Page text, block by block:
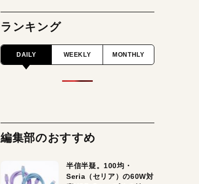
ランキング
DAILY WEEKLY MONTHLY
編集部のおすすめ
半信半疑。100均・
Seria（セリア）の60W対